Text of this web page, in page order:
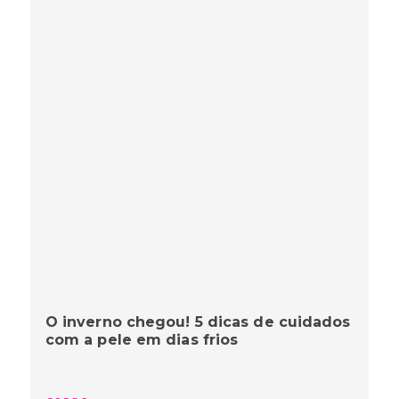
O inverno chegou! 5 dicas de cuidados
com a pele em dias frios